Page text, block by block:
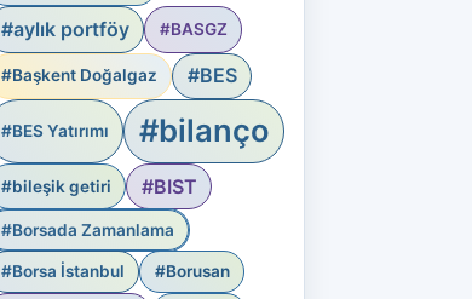
#aylık portföy #BASGZ
#Başkent Doğalgaz #BES
#BES Yatırımı #bilanço
#bileşik getiri #BIST
#Borsada Zamanlama
#Borsa İstanbul #Borusan